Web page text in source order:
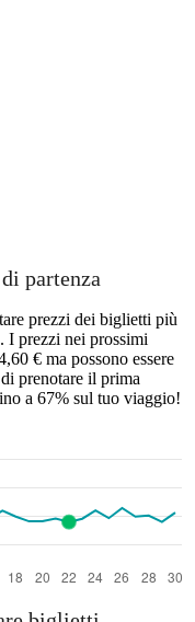
partenza
prezzi dei biglietti più
I prezzi nei prossimi
€ ma possono essere
prenotare il prima
a 67% sul tuo viaggio!